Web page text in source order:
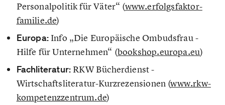
Personalpolitik für Väter“ (www.erfolgsfaktor-
familie.de)
Europa:Info „Die Europäische Ombudsfrau -
Hilfe für Unternehmen“ (bookshop.europa.eu)
Fachliteratur: RKW Bücherdienst -
Wirtschaftsliteratur-Kurzrezensionen (www.rkw-
kompetenzzentrum.de)